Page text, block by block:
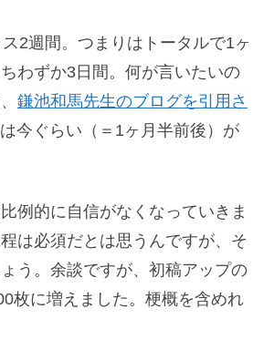
2週間。つまりはトータルで1ヶ
わずか3日間。何が言いたいの
鎌池和馬先生のブログを引用さ
今ぐらい（＝1ヶ月半前後）が
例的に自信がなくなっていきま
は必須だとは思うんですが、そ
う。余談ですが、初稿アップの
枚に増えました。梗概を含めれ